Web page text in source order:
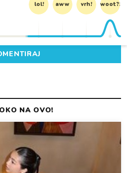
lol! aww vrh! woot?!